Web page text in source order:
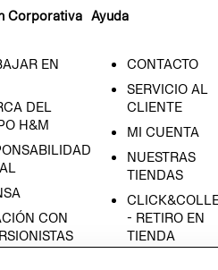
Corporativa
EN
DEL
H&M
CON
Ayuda
CONTACTO
SERVICIO AL
CLIENTE
MI CUENTA
NUESTRAS
TIENDAS
- RETIRO EN
TIENDA